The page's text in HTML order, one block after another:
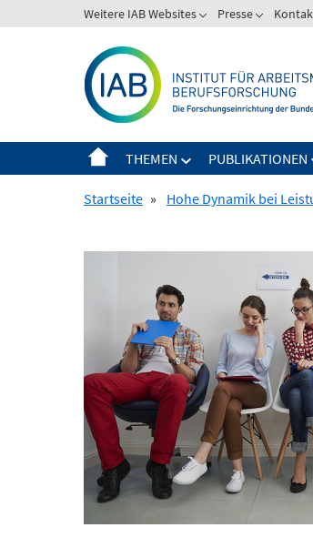
zum
Weitere IAB Websites Presse
THEMEN PUBLIKATIONEN
Startseite » Hohe Dynamik bei